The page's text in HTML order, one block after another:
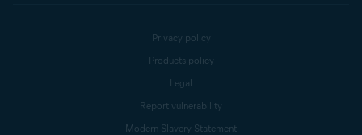
Privacy policy
Products policy
Legal
Report vulnerability
Modern Slavery Statement